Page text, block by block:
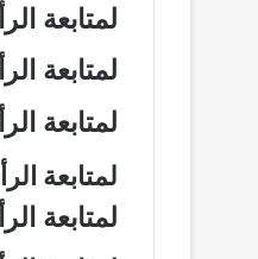
لمتابعة
لمتابعة
لمتابعة
لمتابعة
لمتابعة